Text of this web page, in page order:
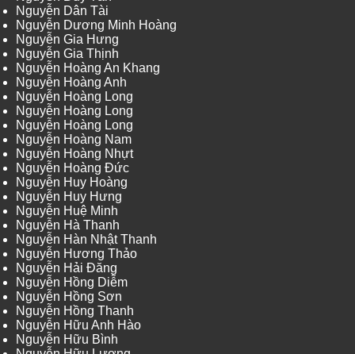
Nguyễn Dân Tài
Nguyễn Dương Minh Hoàng
Nguyễn Gia Hưng
Nguyễn Gia Thịnh
Nguyễn Hoàng An Khang
Nguyễn Hoàng Anh
Nguyễn Hoàng Long
Nguyễn Hoàng Long
Nguyễn Hoàng Long
Nguyễn Hoàng Nam
Nguyễn Hoàng Nhựt
Nguyễn Hoàng Đức
Nguyễn Huy Hoàng
Nguyễn Huy Hưng
Nguyễn Huệ Minh
Nguyễn Hà Thanh
Nguyễn Hàn Nhật Thanh
Nguyễn Hương Thảo
Nguyễn Hải Đăng
Nguyễn Hồng Diễm
Nguyễn Hồng Sơn
Nguyễn Hồng Thanh
Nguyễn Hữu Anh Hào
Nguyễn Hữu Bình